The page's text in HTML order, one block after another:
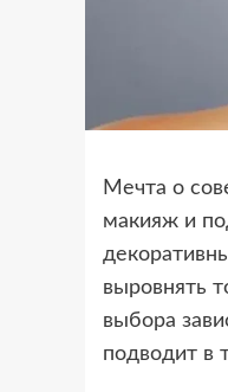
Мечта о
макияж и
выровнять
выбора
подводит в